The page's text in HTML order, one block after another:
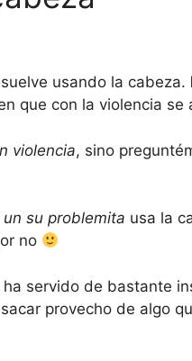
usando la cabeza.
que con la violencia se
violencia, sino
un su problemita usa la
no
servido de bastante
provecho de algo